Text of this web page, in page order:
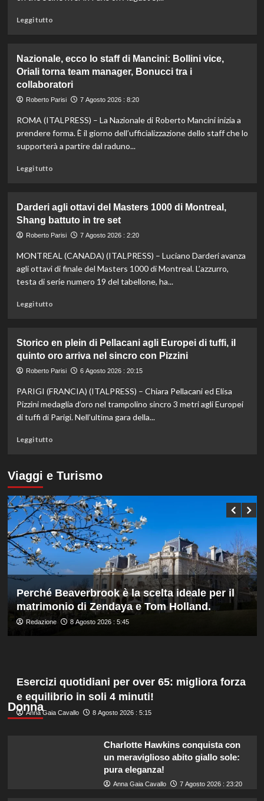
Practice
Leggi tuttoLeggi
Taddeucci
bronzo
nella
knockout
Europei
di
fondo,
nella
gara
maschile
Nazionale, ecco lo staff di Mancini: Bollini vice,
Oriali torna team manager, Bonucci tra i
collaboratori
Roberto Parisi 7 Agosto 2026 : 8:20
ROMA (ITALPRESS) – La Nazionale di Roberto Mancini inizia a
prendere forma. È il giorno dell’ufficializzazione dello staff che lo
supporterà a partire dal raduno...
Leggi tuttoLeggi
Nazionale,
ecco
lo
di
Mancini:
Bollini
Bonucci
tra
i
Darderi agli ottavi del Masters 1000 di Montreal,
Shang battuto in tre set
Roberto Parisi 7 Agosto 2026 : 2:20
MONTREAL (CANADA) (ITALPRESS) – Luciano Darderi avanza
agli ottavi di finale del Masters 1000 di Montreal. L’azzurro,
testa di serie numero 19 del tabellone, ha...
Leggi tuttoLeggi
Darderi
agli
ottavi
Masters
1000
di
tre
set
Storico en plein di Pellacani agli Europei di tuffi, il
quinto oro arriva nel sincro con Pizzini
Roberto Parisi 6 Agosto 2026 : 20:15
PARIGI (FRANCIA) (ITALPRESS) – Chiara Pellacani ed Elisa
Pizzini medaglia d’oro nel trampolino sincro 3 metri agli Europei
di tuffi di Parigi. Nell’ultima gara della...
Leggi tuttoLeggi
su
Storico
en
plein
di
Pellacani
agli
Europei
di
tuffi,
quinto
oro
arriva
Viaggi e Turismo
Perché Beaverbrook è la scelta ideale per il
matrimonio di Zendaya e Tom Holland.
Redazione 8 Agosto 2026 : 5:45
Donna
Esercizi quotidiani per over 65: migliora forza
e equilibrio in soli 4 minuti!
Anna Gaia Cavallo 8 Agosto 2026 : 5:15
Charlotte Hawkins conquista con
un meraviglioso abito giallo sole:
pura eleganza!
Anna Gaia Cavallo 7 Agosto 2026 : 23:20